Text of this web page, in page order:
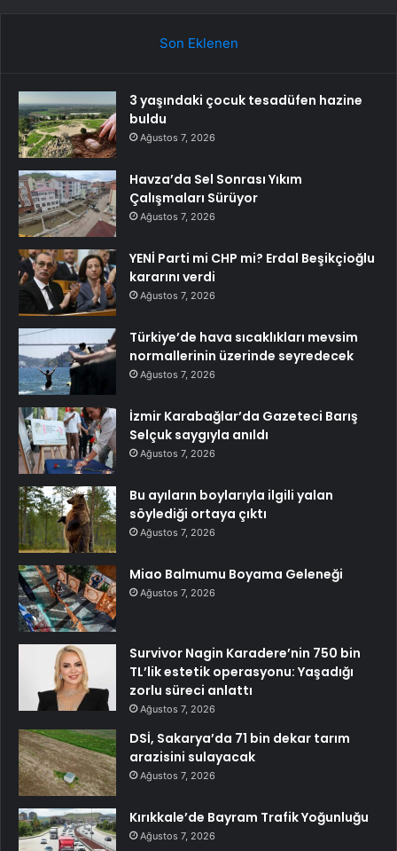
Son Eklenen
3 yaşındaki çocuk tesadüfen hazine
buldu
Ağustos 7, 2026
Havza’da Sel Sonrası Yıkım
Çalışmaları Sürüyor
Ağustos 7, 2026
YENİ Parti mi CHP mi? Erdal Beşikçioğlu
kararını verdi
Ağustos 7, 2026
Türkiye’de hava sıcaklıkları mevsim
normallerinin üzerinde seyredecek
Ağustos 7, 2026
İzmir Karabağlar’da Gazeteci Barış
Selçuk saygıyla anıldı
Ağustos 7, 2026
Bu ayıların boylarıyla ilgili yalan
söylediği ortaya çıktı
Ağustos 7, 2026
Miao Balmumu Boyama Geleneği
Ağustos 7, 2026
Survivor Nagin Karadere’nin 750 bin
TL’lik estetik operasyonu: Yaşadığı
zorlu süreci anlattı
Ağustos 7, 2026
DSİ, Sakarya’da 71 bin dekar tarım
arazisini sulayacak
Ağustos 7, 2026
Kırıkkale’de Bayram Trafik Yoğunluğu
Ağustos 7, 2026